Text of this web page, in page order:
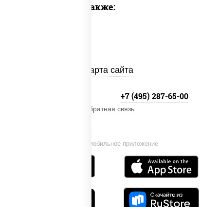
Предлагаем также:
Карта сайта
Установи мобильное приложение
+7 (495) 287-65-00
Обратная связь